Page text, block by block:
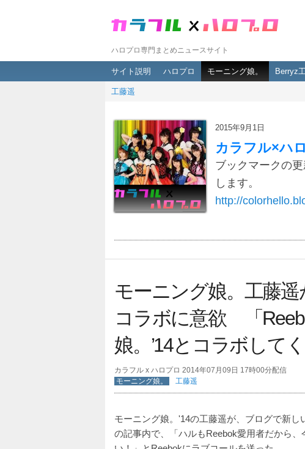
ハロプロ専門まとめニュースサイト
サイト説明 ハロプロ モーニング娘。 Berryz
工藤遥
2015年9月1日
カラフル×ハ
ブックマークの
します。
http://
モーニング娘。工藤
コラボに意欲 「
娘。’14とコラボして
カラフル x ハロプロ 2014年07月09日 17時00分配信
モーニング娘。
工藤遥
モーニング娘。'14の工藤遥が、ブログで新
の記事内で、「ハルもReebok愛用者だから